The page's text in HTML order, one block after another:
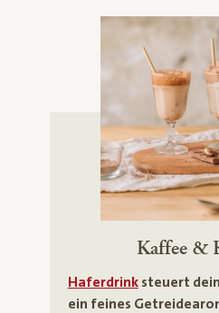
Kaffee &
Haferdrinksteuert
ein feines